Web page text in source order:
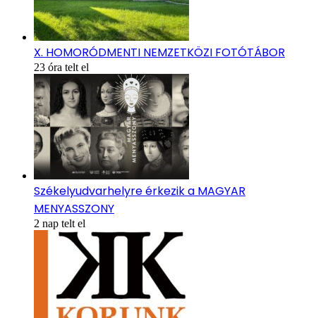
X. HOMORÓDMENTI NEMZETKÖZI FOTÓTÁBOR
23 óra telt el
Székelyudvarhelyre érkezik a MAGYAR
MENYASSZONY
2 nap telt el